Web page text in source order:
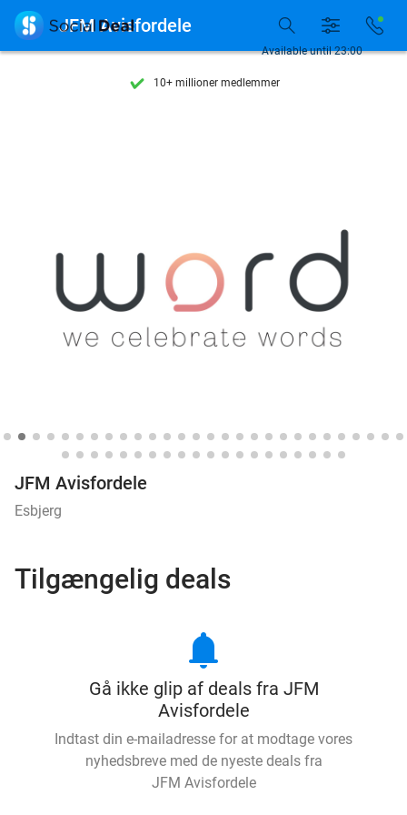
Tilgængelig 7 dage om ugen
10+ millioner medlemmer
Available until 23:00
 JFM Avisfordele
JFM Avisfordele
Esbjerg
Tilgængelig deals
notifications
Gå ikke glip af deals fra JFM
Avisfordele
Indtast din e-mailadresse for at modtage vores
nyhedsbreve med de nyeste deals fra
JFM Avisfordele